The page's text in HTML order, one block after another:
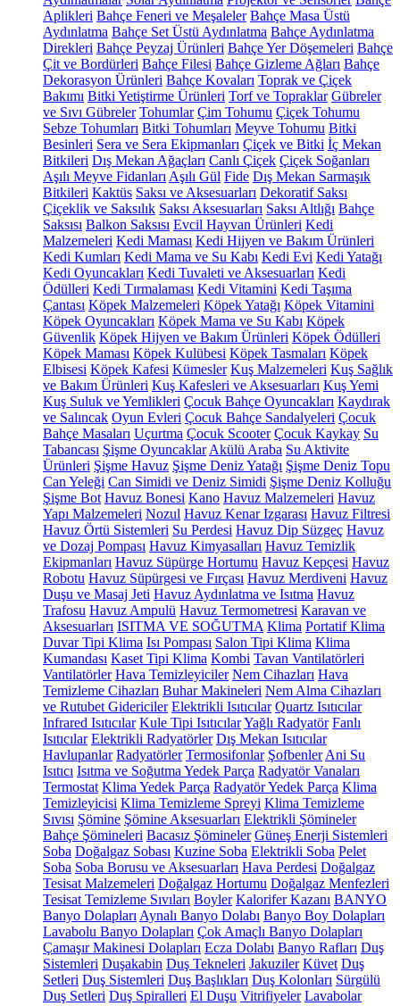
Aplikleri Bahçe Feneri ve Meşaleler Bahçe Masa Üstü
Aydınlatma Bahçe Set Üstü Aydınlatma Bahçe Aydınlatma
Direkleri Bahçe Peyzaj Ürünleri Bahçe Yer Döşemeleri Bahçe
Çit ve Bordürleri Bahçe Filesi Bahçe Gizleme Ağları Bahçe
Dekorasyon Ürünleri Bahçe Kovaları Toprak ve Çiçek
Bakımı Bitki Yetiştirme Ürünleri Torf ve Topraklar Gübreler
ve Sıvı Gübreler Tohumlar Çim Tohumu Çiçek Tohumu
Sebze Tohumları Bitki Tohumları Meyve Tohumu Bitki
Besinleri Sera ve Sera Ekipmanları Çiçek ve Bitki İç Mekan
Bitkileri Dış Mekan Ağaçları Canlı Çiçek Çiçek Soğanları
Aşılı Meyve Fidanları Aşılı Gül Fide Dış Mekan Sarmaşık
Bitkileri Kaktüs Saksı ve Aksesuarları Dekoratif Saksı
Çiçeklik ve Saksılık Saksı Aksesuarları Saksı Altlığı Bahçe
Saksısı Balkon Saksısı Evcil Hayvan Ürünleri Kedi
Malzemeleri Kedi Maması Kedi Hijyen ve Bakım Ürünleri
Kedi Kumları Kedi Mama ve Su Kabı Kedi Evi Kedi Yatağı
Kedi Oyuncakları Kedi Tuvaleti ve Aksesuarları Kedi
Ödülleri Kedi Tırmalaması Kedi Vitamini Kedi Taşıma
Çantası Köpek Malzemeleri Köpek Yatağı Köpek Vitamini
Köpek Oyuncakları Köpek Mama ve Su Kabı Köpek
Güvenlik Köpek Hijyen ve Bakım Ürünleri Köpek Ödülleri
Köpek Maması Köpek Kulübesi Köpek Tasmaları Köpek
Elbisesi Köpek Kafesi Kümesler Kuş Malzemeleri Kuş Sağlık
ve Bakım Ürünleri Kuş Kafesleri ve Aksesuarları Kuş Yemi
Kuş Suluk ve Yemlikleri Çocuk Bahçe Oyuncakları Kaydırak
ve Salıncak Oyun Evleri Çocuk Bahçe Sandalyeleri Çocuk
Bahçe Masaları Uçurtma Çocuk Scooter Çocuk Kaykay Su
Tabancası Şişme Oyuncaklar Akülü Araba Su Aktivite
Ürünleri Şişme Havuz Şişme Deniz Yatağı Şişme Deniz Topu
Can Yeleği Can Simidi ve Deniz Simidi Şişme Deniz Kolluğu
Şişme Bot Havuz Bonesi Kano Havuz Malzemeleri Havuz
Yapı Malzemeleri Nozul Havuz Kenar Izgarası Havuz Filtresi
Havuz Örtü Sistemleri Su Perdesi Havuz Dip Süzgeç Havuz
ve Dozaj Pompası Havuz Kimyasalları Havuz Temizlik
Ekipmanları Havuz Süpürge Hortumu Havuz Kepçesi Havuz
Robotu Havuz Süpürgesi ve Fırçası Havuz Merdiveni Havuz
Duşu ve Masaj Jeti Havuz Aydınlatma ve Isıtma Havuz
Trafosu Havuz Ampulü Havuz Termometresi Karavan ve
Aksesuarları ISITMA VE SOĞUTMA Klima Portatif Klima
Duvar Tipi Klima Isı Pompası Salon Tipi Klima Klima
Kumandası Kaset Tipi Klima Kombi Tavan Vantilatörleri
Vantilatörler Hava Temizleyiciler Nem Cihazları Hava
Temizleme Cihazları Buhar Makineleri Nem Alma Cihazları
ve Rutubet Gidericiler Elektrikli Isıtıcılar Quartz Isıtıcılar
Infrared Isıtıcılar Kule Tipi IsıtıcılarYağlı Radyatör Fanlı
Isıtıcılar Elektrikli Radyatörler Dış Mekan Isıtıcılar
Havlupanlar Radyatörler Termosifonlar Şofbenler Ani Su
Isıtıcı Isıtma ve Soğutma Yedek Parça Radyatör Vanaları
Termostat Klima Yedek Parça Radyatör Yedek Parça Klima
Temizleyicisi Klima Temizleme Spreyi Klima Temizleme
Sıvısı Şömine Şömine Aksesuarları Elektrikli Şömineler
Bahçe Şömineleri Bacasız Şömineler Güneş Enerji Sistemleri
Soba Doğalgaz Sobası Kuzine Soba Elektrikli Soba Pelet
Soba Soba Borusu ve Aksesuarları Hava Perdesi Doğalgaz
Tesisat Malzemeleri Doğalgaz Hortumu Doğalgaz Menfezleri
Tesisat Temizleme Sıvıları Boyler Kalorifer Kazanı BANYO
Banyo Dolapları Aynalı Banyo Dolabı Banyo Boy Dolapları
Lavabolu Banyo Dolapları Çok Amaçlı Banyo Dolapları
Çamaşır Makinesi Dolapları Ecza Dolabı Banyo Rafları Duş
Sistemleri Duşakabin Duş Tekneleri Jakuziler Küvet Duş
Setleri Duş Sistemleri Duş Başlıkları Duş Kolonları Sürgülü
Duş Setleri Duş Spiralleri El Duşu Vitrifiyeler Lavabolar